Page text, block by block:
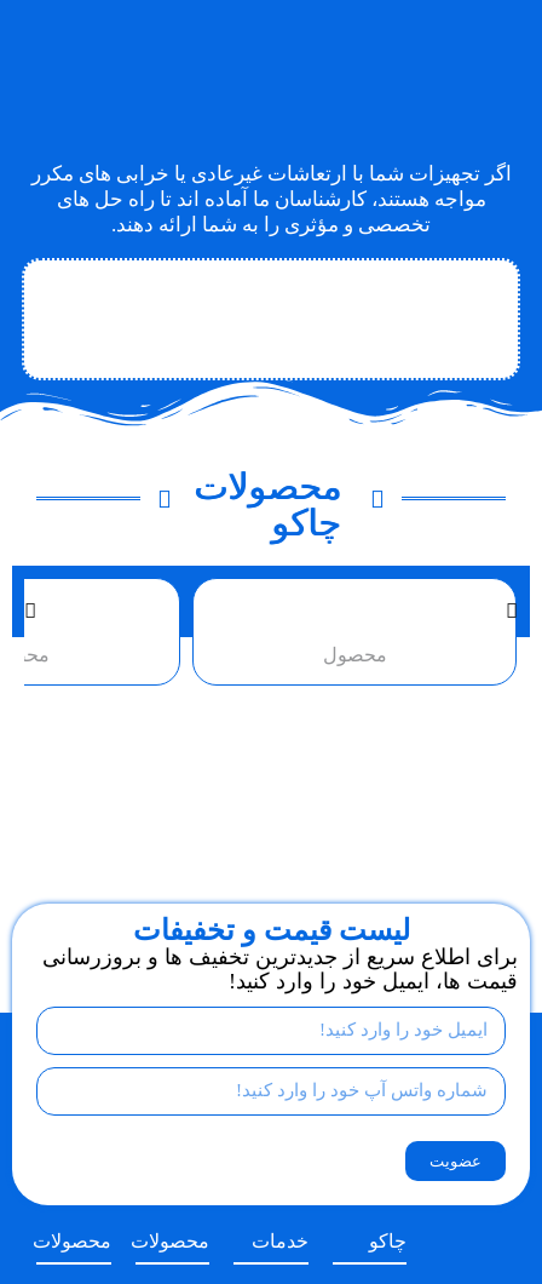
اگر تجهیزات شما با ارتعاشات غیرعادی یا خرابی های مکرر
مواجه هستند، کارشناسان ما آماده اند تا راه حل های
تخصصی و مؤثری را به شما ارائه دهند.
محصولات
چاکو
محصول
لیست قیمت و تخفیفات
برای اطلاع سریع از جدیدترین تخفیف ها و بروزرسانی
قیمت ها، ایمیل خود را وارد کنید!
عضویت
چاکو خدمات محصولات محصولات